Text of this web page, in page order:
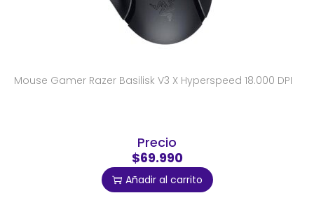
Mouse Gamer Razer Basilisk V3 X Hyperspeed 18.000 DPI
Precio
$69.990
Añadir al carrito